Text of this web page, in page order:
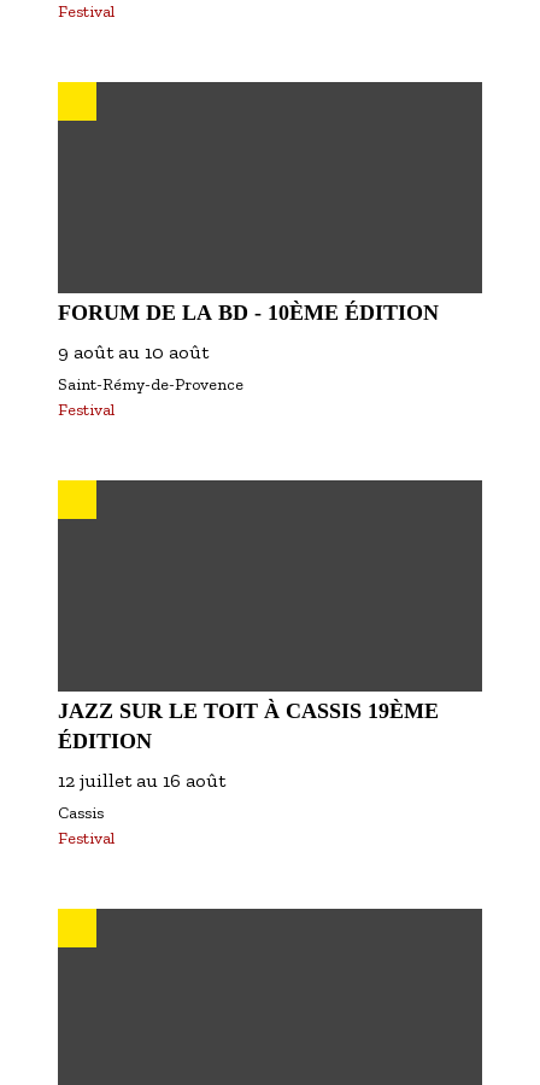
Festival
FORUM DE LA BD - 10ÈME ÉDITION
9 août au 10 août
Saint-Rémy-de-Provence
Festival
JAZZ SUR LE TOIT À CASSIS 19ÈME
ÉDITION
12 juillet au 16 août
Cassis
Festival